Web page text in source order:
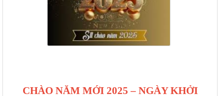
CHÀO NĂM MỚI 2025 – NGÀY KHỞI